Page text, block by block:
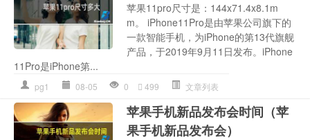
苹果11pro尺寸是：144x71.4x8.1m
m。 iPhone11Pro是由苹果公司旗下的
一款智能手机，为iPhone的第13代旗舰
产品，于2019年9月11日发布。iPhone
11Pro是iPhone第...
pg1 08-05 0 499 文章列表
苹果手机新品发布会时间（苹
果手机新品发布会）